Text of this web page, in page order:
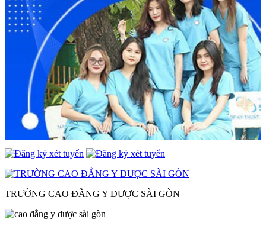
TRƯỜNG CAO ĐẲNG Y DƯỢC SÀI GÒN